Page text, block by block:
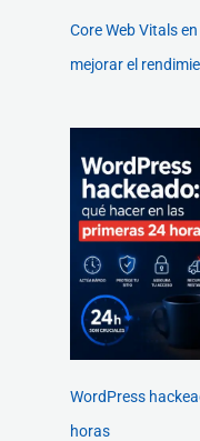
Core Web Vitals
mejorar el
WordPress
horas